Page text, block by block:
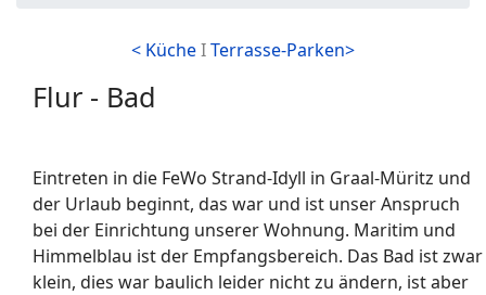
< KücheITerrasse-Parken>
Flur - Bad
Eintreten in die FeWo Strand-Idyll in Graal-Müritz und
der Urlaub beginnt, das war und ist unser Anspruch
bei der Einrichtung unserer Wohnung. Maritim und
Himmelblau ist der Empfangsbereich. Das Bad ist zwar
klein, dies war baulich leider nicht zu ändern, ist aber